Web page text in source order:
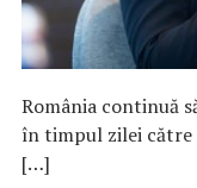
România continuă
în timpul zilei către
[…]